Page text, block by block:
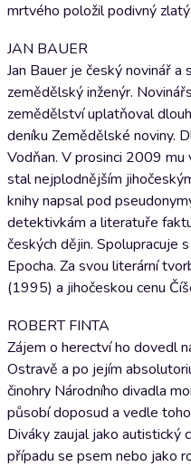
mrtvého položil podivný
JAN BAUER
Jan Bauer je český novinář
zemědělský inženýr.
zemědělství uplatňoval
deníku Zemědělské noviny.
Vodňan. V prosinci 2009 mu
stal nejplodnějším
knihy napsal pod
detektivkám a literatuře
českých dějin. Spolupracuje
Epocha. Za svou literární
(1995) a jihočeskou cenu
ROBERT FINTA
Zájem o herectví ho dovedl
Ostravě a po jejím
činohry Národního divadla
působí doposud a vedle
Diváky zaujal jako autistický
případu se psem nebo jako